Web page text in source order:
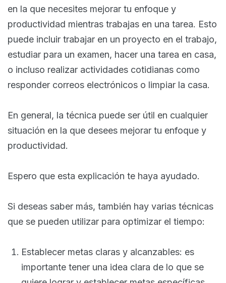
en la que necesites mejorar tu enfoque y
productividad mientras trabajas en una tarea. Esto
puede incluir trabajar en un proyecto en el trabajo,
estudiar para un examen, hacer una tarea en casa,
o incluso realizar actividades cotidianas como
responder correos electrónicos o limpiar la casa.
En general, la técnica puede ser útil en cualquier
situación en la que desees mejorar tu enfoque y
productividad.
Espero que esta explicación te haya ayudado.
Si deseas saber más, también hay varias técnicas
que se pueden utilizar para optimizar el tiempo:
Establecer metas claras y alcanzables: es
importante tener una idea clara de lo que se